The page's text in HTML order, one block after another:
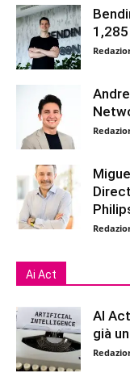
Ai Act
AI
già